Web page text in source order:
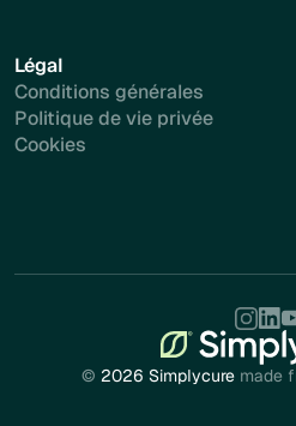
Légal
Conditions générales
Politique de vie privée
Cookies
© 2026 Simplycuremade